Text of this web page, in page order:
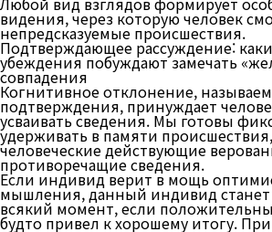
видения, через которую человек
непредсказуемые происшествия.
Подтверждающее рассуждение:
убеждения побуждают замечать
совпадения
Когнитивное отклонение,
подтверждения, принуждает
усваивать сведения. Мы готовы
удерживать в памяти
человеческие действующие
противоречащие сведения.
Если индивид верит в мощь
мышления, данный индивид станет
всякий момент, если
будто привел к хорошему итогу.